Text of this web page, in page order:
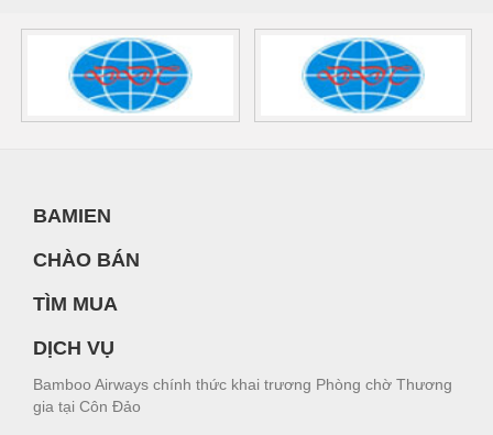
BAMIEN
CHÀO BÁN
TÌM MUA
DỊCH VỤ
Bamboo Airways chính thức khai trương Phòng chờ Thương
gia tại Côn Đảo